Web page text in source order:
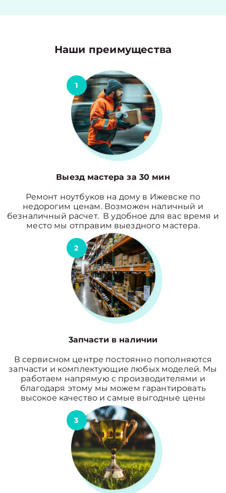
Наши преимущества
1
Выезд мастера за 30 мин
Ремонт ноутбуков на дому в Ижевске по
недорогим ценам. Возможен наличный и
безналичный расчет. В удобное для вас время и
место мы отправим выездного мастера.
2
3апчасти в наличии
В сервисном центре постоянно пополняются
запчасти и комплектующие любых моделей. Мы
работаем напрямую с производителями и
благодаря этому мы можем гарантировать
высокое качество и самые выгодные цены
3